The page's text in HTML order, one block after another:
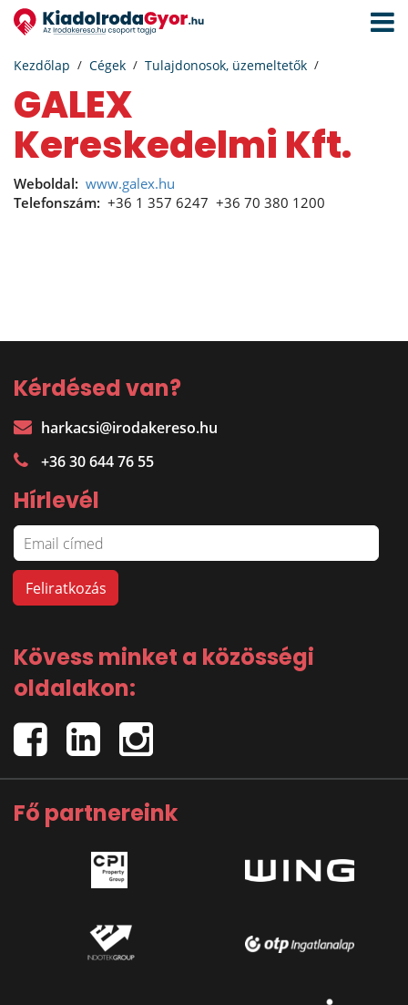
Kezdőlap Cégek Tulajdonosok, üzemeltetők
GALEX
Kereskedelmi Kft.
Weboldal: www.galex.hu
Telefonszám: +36 1 357 6247 +36 70 380 1200
Kérdésed van?
harkacsi@irodakereso.hu
+36 30 644 76 55
Hírlevél
Kövess minket a közösségi
oldalakon:
Fő partnereink